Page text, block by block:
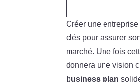
Créer une
clés pour assurer
marché. Une fois
donnera une vision
business plan